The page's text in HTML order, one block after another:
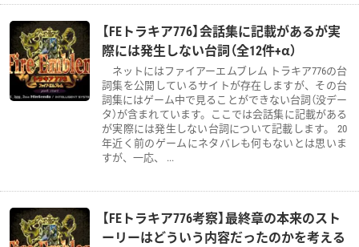
【FEトラキア776】会話集に記載があるが実
際には発生しない台詞（全12件+α）
ネットにはファイアーエムブレム トラキア776の台
詞集を公開しているサイトが存在しますが、その台
詞集にはゲーム中で見ることができない台詞（没デー
タ）が含まれています。ここでは会話集に記載がある
が実際には発生しない台詞について記載します。 20
年近く前のゲームにネタバレも何もないとは思いま
すが、一応、 ...
【FEトラキア776考察】最終章の本来のスト
ーリーはどういう内容だったのかを考える